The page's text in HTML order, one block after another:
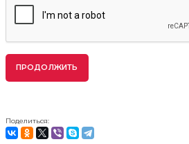
ПРОДОЛЖИТЬ
Поделиться: